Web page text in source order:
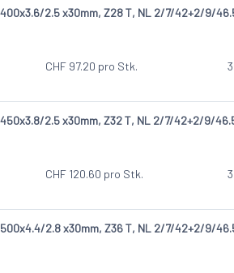
2.5 x30mm, Z28 T, NL 2/7/42+2/9/
CHF 97.20 pro Stk.
2.5 x30mm, Z32 T, NL 2/7/42+2/9/
CHF 120.60 pro Stk.
2.8 x30mm, Z36 T, NL 2/7/42+2/9/